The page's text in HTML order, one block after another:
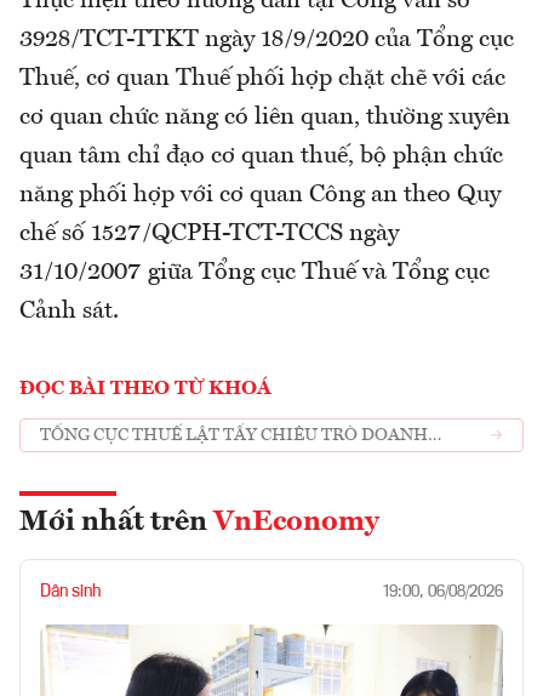
3928/TCT-TTKT ngày 18/9/2020 của Tổng cục
Thuế, cơ quan Thuế phối hợp chặt chẽ với các
cơ quan chức năng có liên quan, thường xuyên
quan tâm chỉ đạo cơ quan thuế, bộ phận chức
năng phối hợp với cơ quan Công an theo Quy
chế số 1527/QCPH-TCT-TCCS ngày
31/10/2007 giữa Tổng cục Thuế và Tổng cục
Cảnh sát.
ĐỌC BÀI THEO TỪ KHOÁ
TỔNG CỤC THUẾ LẬT TẨY CHIÊU TRÒ DOANH
Mới nhất trên VnEconomy
Dân sinh 19:00, 06/08/2026